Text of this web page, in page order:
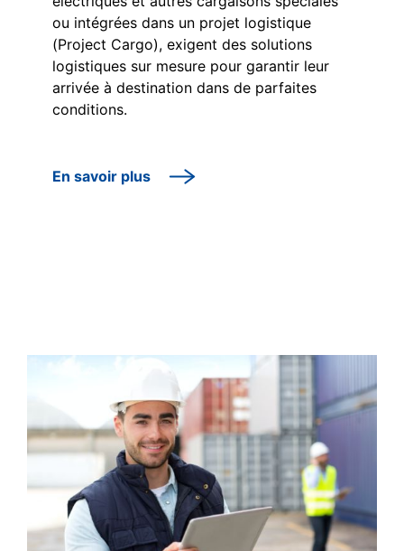
ou intégrées dans un projet logistique
(Project Cargo), exigent des solutions
logistiques sur mesure pour garantir leur
arrivée à destination dans de parfaites
conditions.
En savoir plus